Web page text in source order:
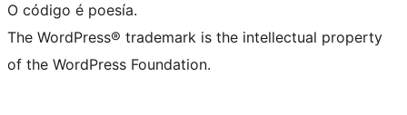
O código é poesía.
The WordPress® trademark is the intellectual property
of the WordPress Foundation.